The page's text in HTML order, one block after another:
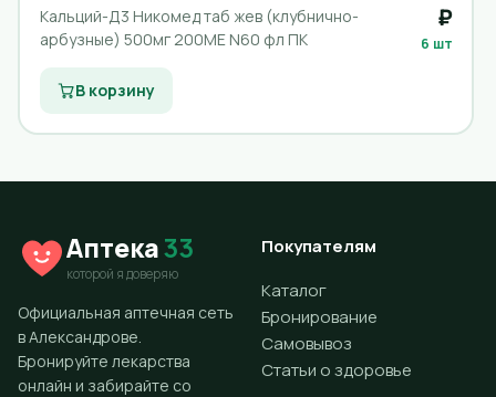
Кальций-Д3 Никомед таб жев (клубнично-
арбузные) 500мг 200МЕ N60 фл ПК
₽
6 шт
В корзину
Аптека33
которой я доверяю
Официальная аптечная сеть
в Александрове.
Бронируйте лекарства
онлайн и забирайте со
Покупателям
Каталог
Бронирование
Самовывоз
Статьи о здоровье